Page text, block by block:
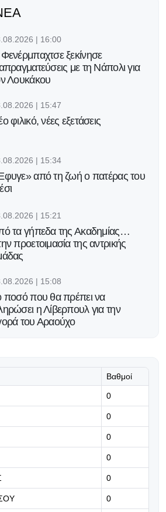
| 16:00
ξεκίνησε
με τη Νάπολι για
Λουκάκου
| 15:47
φιλικό, νέες εξετάσεις
| 15:34
από τη ζωή ο πατέρας του
| 15:21
τα γήπεδα της Ακαδημίας…
προετοιμασία της αντρικής
| 15:08
ποσό που θα πρέπει να
η Λίβερπουλ για την
του Αραούχο
και επίσημα ο Kerim
ποδοσφαιριστής της
ο Μπρούνο Γκιμαράες
Βαθμοί
0
0
0
0
0
0